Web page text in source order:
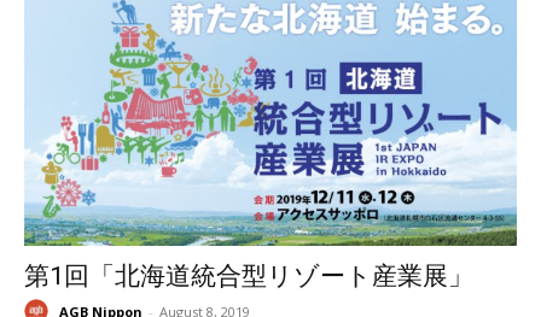
第1回「北海道統合型リゾート産業展」
AGB Nippon - August 8, 2019